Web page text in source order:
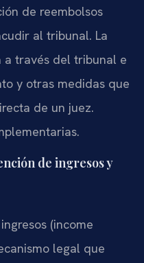
de reembolsos
al tribunal. La
a través del tribunal e
y otras medidas que
de un juez.
de ingresos y
(income
legal que